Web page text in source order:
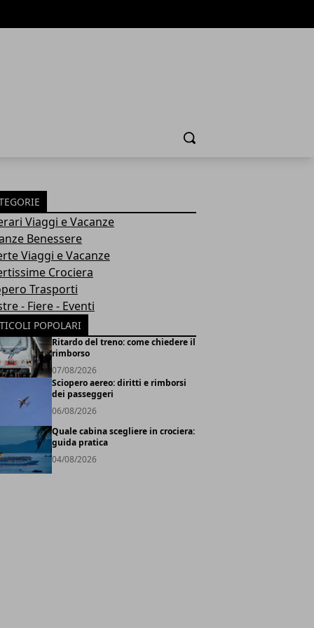
Cerca
Viaggi e Vacanze
Benessere
Viaggi e Vacanze
Crociera
Trasporti
- Fiere - Eventi
POPOLARI
Ritardo del treno: come chiedere il
rimborso
07/08/2026
Sciopero aereo: diritti e rimborsi
dei passeggeri
06/08/2026
Quale cabina scegliere in crociera:
guida pratica
04/08/2026